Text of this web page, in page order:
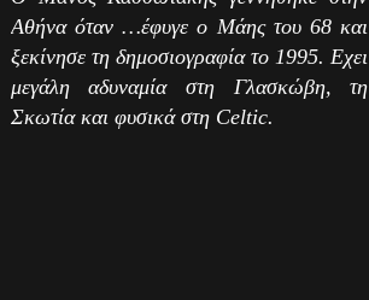
Αθήνα όταν …έφυγε ο Μάης του 68 και
ξεκίνησε τη δημοσιογραφία το 1995. Εχει
μεγάλη αδυναμία στη Γλασκώβη, τη
Σκωτία και φυσικά στη Celtic.